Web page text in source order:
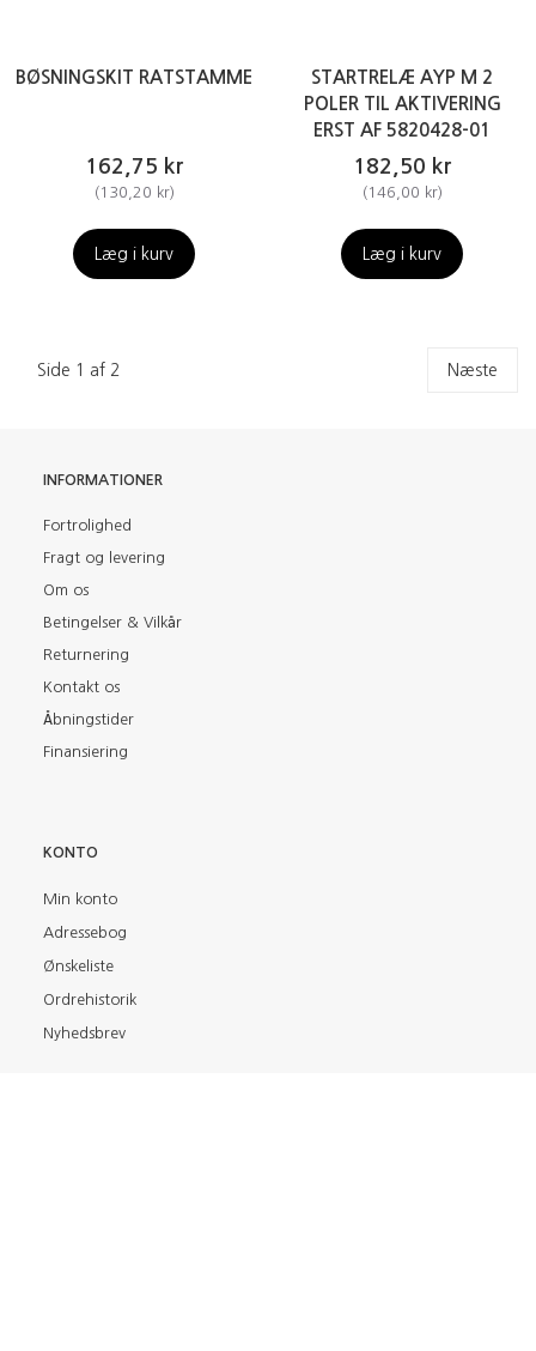
BØSNINGSKIT RATSTAMME
162,75 kr
(130,20 kr)
Læg i kurv
STARTRELÆ AYP M 2
POLER TIL AKTIVERING
ERST AF 5820428-01
182,50 kr
(146,00 kr)
Læg i kurv
Side 1 af 2 Næste
INFORMATIONER
Fortrolighed
Fragt og levering
Om os
Betingelser & Vilkår
Returnering
Kontakt os
Åbningstider
Finansiering
KONTO
Min konto
Adressebog
Ønskeliste
Ordrehistorik
Nyhedsbrev